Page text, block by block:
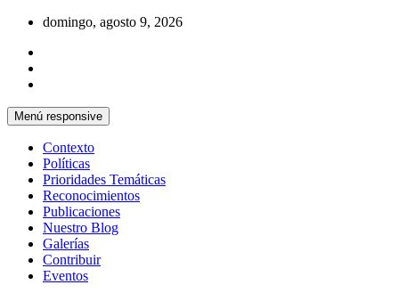
Saltar
contenido
domingo, agosto 9, 2026
Menú responsive
Contexto
Políticas
Prioridades Temáticas
Reconocimientos
Publicaciones
Nuestro Blog
Galerías
Contribuir
Eventos